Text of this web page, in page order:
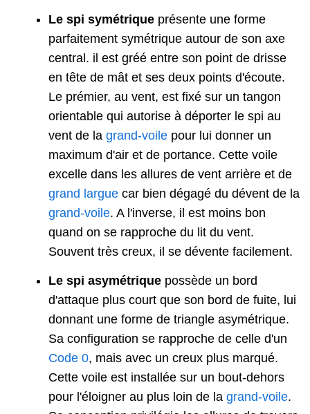
Le spi symétrique présente une forme
parfaitement symétrique autour de son axe
central. il est gréé entre son point de drisse
en tête de mât et ses deux points d'écoute.
Le prémier, au vent, est fixé sur un tangon
orientable qui autorise à déporter le spi au
vent de la grand-voile pour lui donner un
maximum d'air et de portance. Cette voile
excelle dans les allures de vent arrière et de
grand largue car bien dégagé du dévent de la
grand-voile. A l'inverse, il est moins bon
quand on se rapproche du lit du vent.
Souvent très creux, il se dévente facilement.
Le spi asymétrique possède un bord
d'attaque plus court que son bord de fuite, lui
donnant une forme de triangle asymétrique.
Sa configuration se rapproche de celle d'un
Code 0, mais avec un creux plus marqué.
Cette voile est installée sur un bout-dehors
pour l'éloigner au plus loin de la grand-voile.